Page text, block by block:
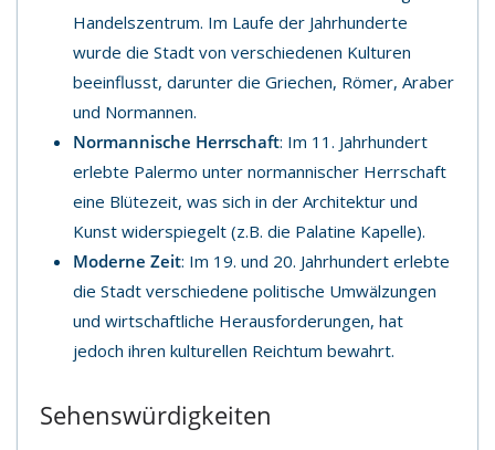
Handelszentrum. Im Laufe der Jahrhunderte
wurde die Stadt von verschiedenen Kulturen
beeinflusst, darunter die Griechen, Römer, Araber
und Normannen.
Normannische Herrschaft: Im 11. Jahrhundert
erlebte Palermo unter normannischer Herrschaft
eine Blütezeit, was sich in der Architektur und
Kunst widerspiegelt (z.B. die Palatine Kapelle).
Moderne Zeit: Im 19. und 20. Jahrhundert erlebte
die Stadt verschiedene politische Umwälzungen
und wirtschaftliche Herausforderungen, hat
jedoch ihren kulturellen Reichtum bewahrt.
Sehenswürdigkeiten